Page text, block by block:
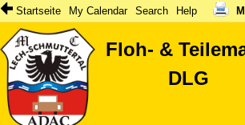
Startseite My Calendar Search Help
Floh- &
DLG